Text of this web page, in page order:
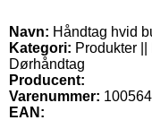
Navn: Håndtag hvid
Kategori: Produkter ||
Dørhåndtag
Producent:
Varenummer:
EAN: